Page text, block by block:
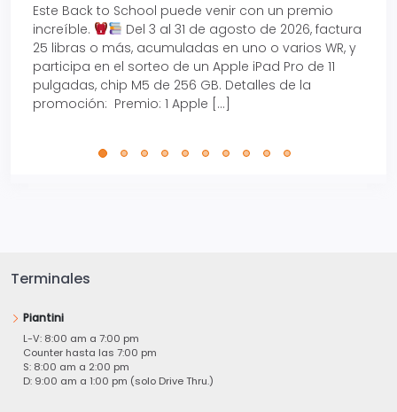
Este Back to School puede venir con un premio
increíble.
Del 3 al 31 de agosto de 2026, factura
25 libras o más, acumuladas en uno o varios WR, y
participa en el sorteo de un Apple iPad Pro de 11
pulgadas, chip M5 de 256 GB. Detalles de la
promoción: Premio: 1 Apple […]
Terminales
Piantini
L-V: 8:00 am a 7:00 pm
Counter hasta las 7:00 pm
S: 8:00 am a 2:00 pm
D: 9:00 am a 1:00 pm (solo Drive Thru.)